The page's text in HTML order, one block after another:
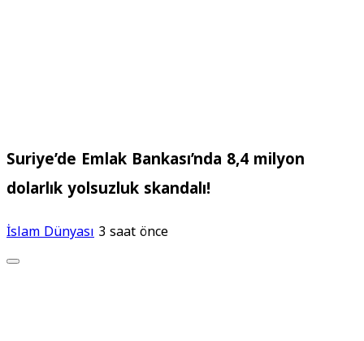
Suriye’de Emlak Bankası’nda 8,4 milyon
dolarlık yolsuzluk skandalı!
İslam Dünyası3 saat önce